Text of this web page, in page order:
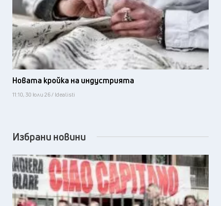
Новата кройка на индустрията
11:10, 30 юли 26 / Idealisti
Избрани новини